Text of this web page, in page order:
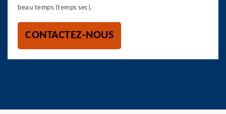
beau temps (temps sec).
CONTACTEZ-NOUS